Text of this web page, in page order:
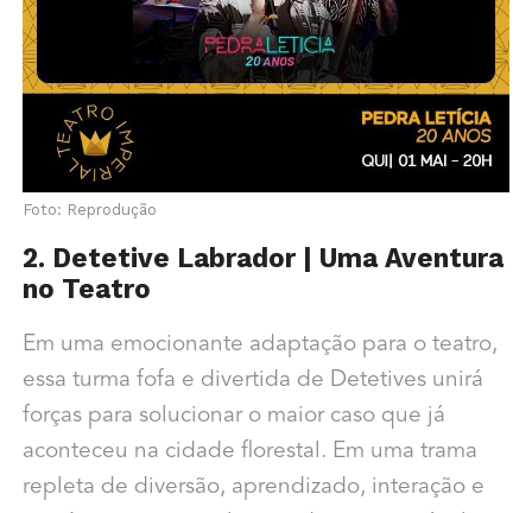
Foto: Reprodução
2. Detetive Labrador | Uma Aventura
no Teatro
Em uma emocionante adaptação para o teatro,
essa turma fofa e divertida de Detetives unirá
forças para solucionar o maior caso que já
aconteceu na cidade florestal. Em uma trama
repleta de diversão, aprendizado, interação e